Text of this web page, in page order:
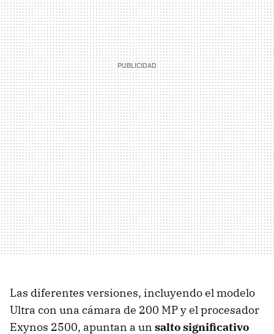
Las diferentes versiones, incluyendo el modelo
Ultra con una cámara de 200 MP y el procesador
Exynos 2500, apuntan a un salto significativo